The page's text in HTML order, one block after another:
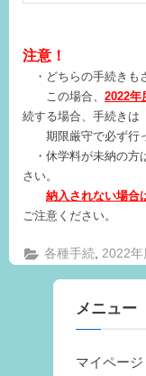
注意！
・どちらの手続きも
この場合、 2022年
続する場合、手続きは
期限厳守で必ず行っ
・休学料が未納の方
さい。
納入されない場合
ご注意ください。
各種手続,2022
メニュー
マイページ